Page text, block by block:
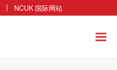
NCUK 国际网站